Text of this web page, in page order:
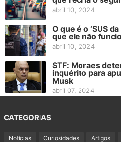
abril 10, 2024
O que é o ‘SUS
que ele não
abril 10, 2024
STF: Moraes
inquérito para
Musk
abril 07, 2024
CATEGORIAS
Notícias Curiosidades Artigos